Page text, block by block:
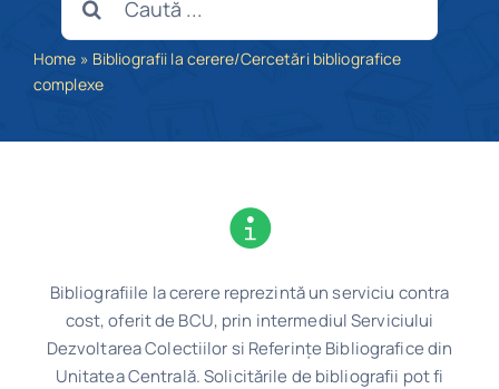
Program
Biblioteca digitală
Home » Bibliografii la cerere/Cercetări bibliografice
complexe
Bibliografiile la cerere reprezintă un serviciu contra
cost, oferit de BCU, prin intermediul Serviciului
Dezvoltarea Colectiilor si Referințe Bibliografice din
Unitatea Centrală. Solicitările de bibliografii pot fi